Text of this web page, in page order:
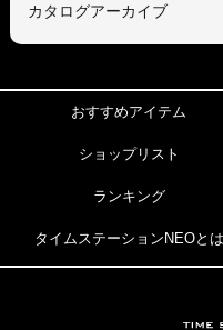
カタログアーカイブ
おすすめアイテム
ショップリスト
ランキング
タイムステーションNEOとは